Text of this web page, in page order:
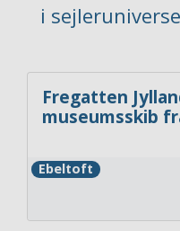
i
Fregatten
museumsskib
Ebeltoft